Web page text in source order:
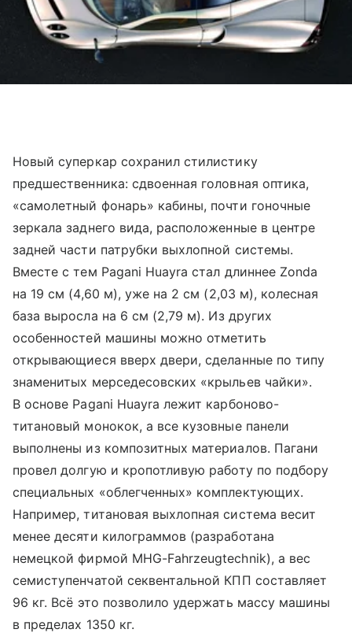
Новый суперкар сохранил стилистику
предшественника: сдвоенная головная оптика,
«самолетный фонарь» кабины, почти гоночные
зеркала заднего вида, расположенные в центре
задней части патрубки выхлопной системы.
Вместе с тем Pagani Huayra стал длиннее Zonda
на 19 см (4,60 м), уже на 2 см (2,03 м), колесная
база выросла на 6 см (2,79 м). Из других
особенностей машины можно отметить
открывающиеся вверх двери, сделанные по типу
знаменитых мерседесовских «крыльев чайки».
В основе Pagani Huayra лежит карбоново-
титановый монокок, а все кузовные панели
выполнены из композитных материалов. Пагани
провел долгую и кропотливую работу по подбору
специальных «облегченных» комплектующих.
Например, титановая выхлопная система весит
менее десяти килограммов (разработана
немецкой фирмой MHG-Fahrzeugtechnik), а вес
семиступенчатой секвентальной КПП составляет
96 кг. Всё это позволило удержать массу машины
в пределах 1350 кг.